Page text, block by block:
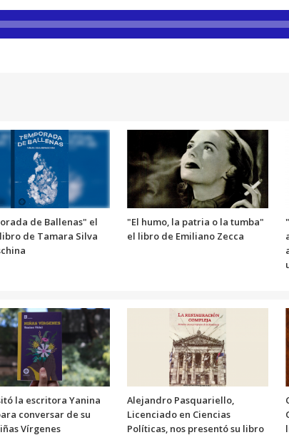
de Ballenas" el
de Tamara Silva
"El humo, la patria o la tumba"
el libro de Emiliano Zecca
la escritora Yanina
conversar de su
Vírgenes
Alejandro Pasquariello,
Licenciado en Ciencias
Políticas, nos presentó su libro